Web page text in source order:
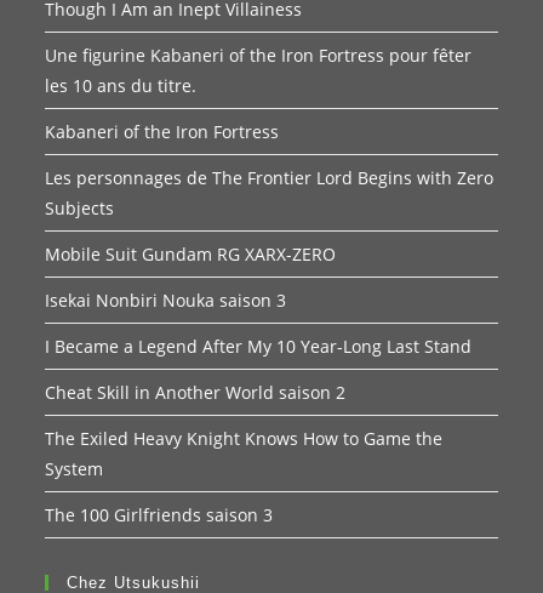
Though I Am an Inept Villainess
Une figurine Kabaneri of the Iron Fortress pour fêter
les 10 ans du titre.
Kabaneri of the Iron Fortress
Les personnages de The Frontier Lord Begins with Zero
Subjects
Mobile Suit Gundam RG XARX-ZERO
Isekai Nonbiri Nouka saison 3
I Became a Legend After My 10 Year-Long Last Stand
Cheat Skill in Another World saison 2
The Exiled Heavy Knight Knows How to Game the
System
The 100 Girlfriends saison 3
Chez Utsukushii